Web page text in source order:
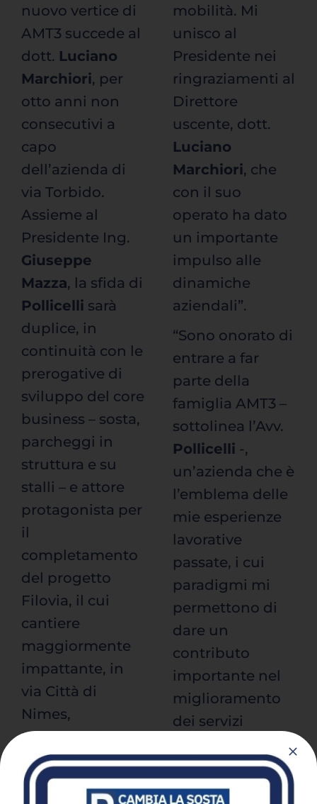
nuovo vertice di
AMT3 succede al
dott. Luciano
Marchiori, per
otto anni non
consecutivi a
capo
dell’azienda di
via Torbido.
Assieme al
Presidente Ing.
Giuseppe
Mazza, la sfida di
Pollicelli sarà
duplice, in
continuità con le
prerogative di
sviluppo del core
business – sosta,
parcheggi in
struttura e su
stalli – e attore
protagonista per
il
completamento
del progetto
Filovia, il cui
cantiere
maggiormente
impattante, in
via Città di
Nimes,
terminerà il
prossimo 31
marzo 2024.
mobilità. Mi
unisco al
Presidente nei
ringraziamenti al
Direttore
uscente, dott.
Luciano
Marchiori, che
con il suo
operato ha dato
un importante
impulso alle
dinamiche
aziendali”.
“Sono onorato di
entrare a far
parte della
famiglia AMT3 –
sottolinea l’Avv.
Pollicelli -,
un’azienda che è
l’emblema delle
mie esperienze
lavorative
passate, i cui
paradigmi mi
permettono di
dare un
contributo
importante nel
miglioramento
dei servizi
benessere di
cittadini in un